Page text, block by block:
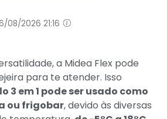
2026 21:16
a Midea Flex pode
para te atender. Isso
3 em 1 pode ser usado como
ou frigobar, devido às diversas